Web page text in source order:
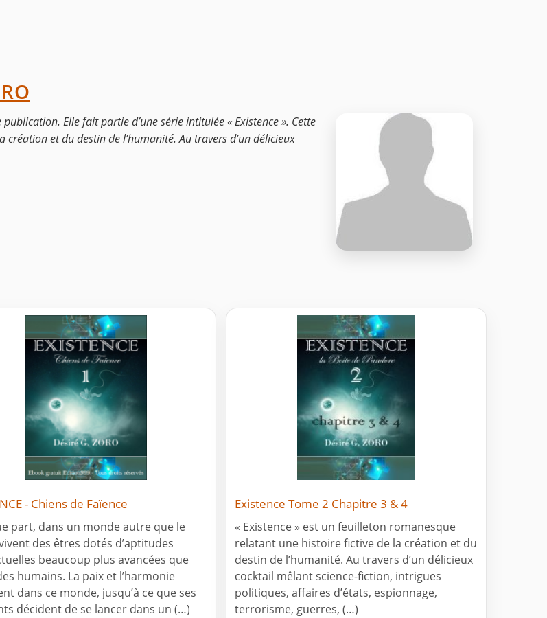
Elle fait partie d’une série intitulée « Existence ». Cette
et du destin de l’humanité. Au travers d’un délicieux
- Chiens de Faïence
part, dans un monde autre que le
des êtres dotés d’aptitudes
beaucoup plus avancées que
humains. La paix et l’harmonie
dans ce monde, jusqu’à ce que ses
décident de se lancer dans un (…)
Existence Tome 2 Chapitre 3 & 4
« Existence » est un feuilleton romanesque
relatant une histoire fictive de la création et du
destin de l’humanité. Au travers d’un délicieux
cocktail mêlant science-fiction, intrigues
politiques, affaires d’états, espionnage,
terrorisme, guerres, (…)